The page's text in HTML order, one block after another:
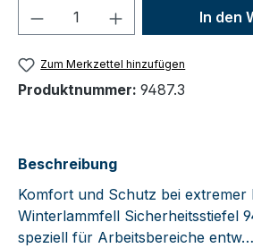
Produkt Anzahl: GibIn den
Zum Merkzettel hinzufügen
Produktnummer: 9487.3
Beschreibung
Komfort und Schutz bei extremer
Winterlammfell Sicherheitsstiefel
speziell für Arbeitsbereiche entw…